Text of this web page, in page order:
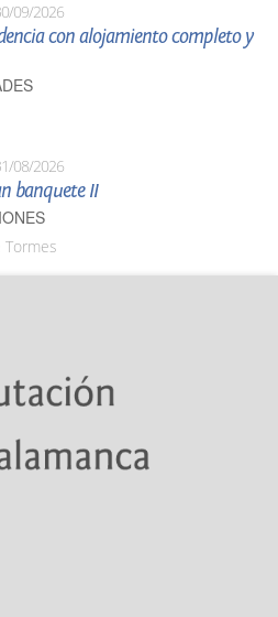
09/2026
con alojamiento completo y
08/2026
banquete II
Tormes